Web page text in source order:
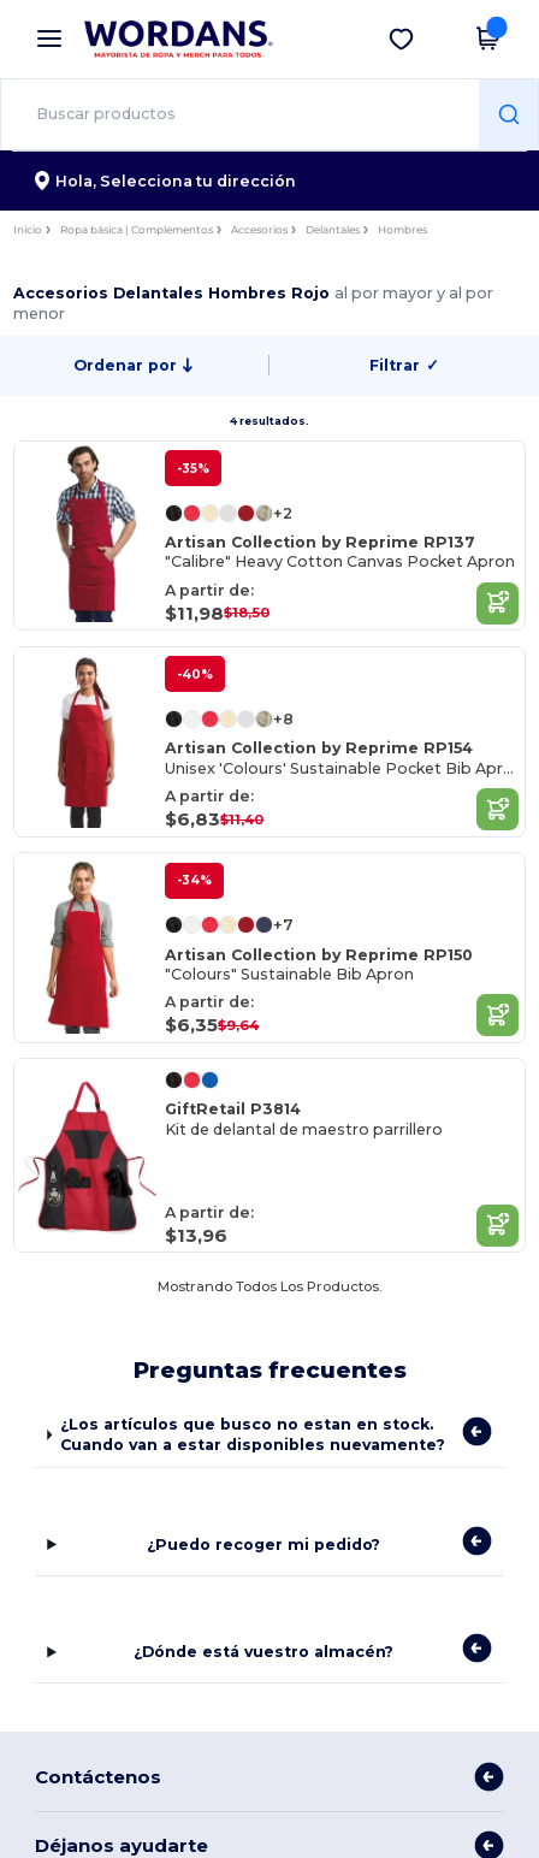
× App de Wordans
¡Mejores precios en app!
Descargar app
Hola, Selecciona tu dirección
Inicio Ropa básica | Complementos Accesorios Delantales Hombres
Accesorios Delantales Hombres Rojo al por mayor y al por
menor
Ordenar por Filtrar ✓
4 resultados.
-35%
+2
Artisan Collection by Reprime RP137
"Calibre" Heavy Cotton Canvas Pocket Apron
A partir de:
$11,98$18,50
-40%
+8
Artisan Collection by Reprime RP154
Unisex 'Colours' Sustainable Pocket Bib Apron
A partir de:
$6,83$11,40
-34%
+7
Artisan Collection by Reprime RP150
"Colours" Sustainable Bib Apron
A partir de:
$6,35$9,64
GiftRetail P3814
Kit de delantal de maestro parrillero
A partir de:
$13,96
Mostrando Todos Los Productos.
Preguntas frecuentes
¿Los artículos que busco no estan en stock.
Cuando van a estar disponibles nuevamente?
¿Puedo recoger mi pedido?
¿Dónde está vuestro almacén?
Contáctenos
Déjanos ayudarte